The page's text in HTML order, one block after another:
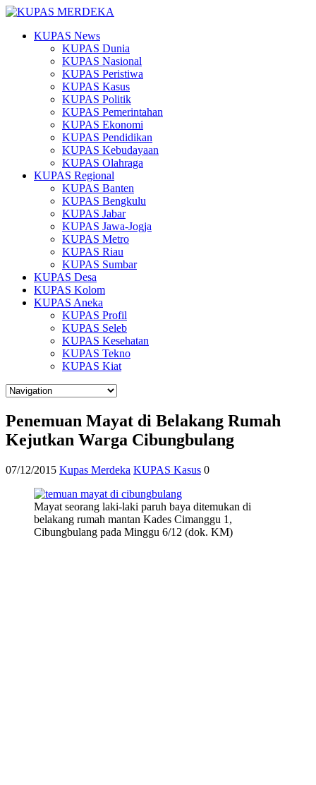
KUPAS News
KUPAS Dunia
KUPAS Nasional
KUPAS Peristiwa
KUPAS Kasus
KUPAS Politik
KUPAS Pemerintahan
KUPAS Ekonomi
KUPAS Pendidikan
KUPAS Kebudayaan
KUPAS Olahraga
KUPAS Regional
KUPAS Banten
KUPAS Bengkulu
KUPAS Jabar
KUPAS Jawa-Jogja
KUPAS Metro
KUPAS Riau
KUPAS Sumbar
KUPAS Desa
KUPAS Kolom
KUPAS Aneka
KUPAS Profil
KUPAS Seleb
KUPAS Kesehatan
KUPAS Tekno
KUPAS Kiat
Penemuan Mayat di Belakang Rumah
Kejutkan Warga Cibungbulang
07/12/2015 Kupas Merdeka KUPAS Kasus 0
Mayat seorang laki-laki paruh baya ditemukan di
belakang rumah mantan Kades Cimanggu 1,
Cibungbulang pada Minggu 6/12 (dok. KM)